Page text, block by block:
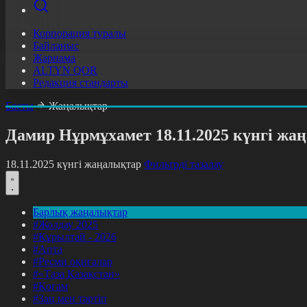
Корпорация туралы
Байланыс
Жарнама
ALTYN QOR
Редакция стандарты
Басты
Жаңалықтар
Дамир Нұрмұхамет 18.11.2025 күнгі
18.11.2025 күнгі жаңалықтар Фильтрді тазалау
Барлық жаңалықтар
#Жолдау 2025
#Құрылтай - 2026
#Апта
#Ресми оқиғалар
#«Таза Қазақстан»
#Қоғам
#Заң мен тәртіп